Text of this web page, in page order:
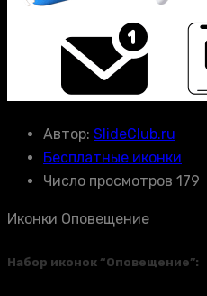
Автор: SlideClub.ru
Бесплатные иконки
Число просмотров 179
Иконки Оповещение
Набор иконок “Оповещение”: